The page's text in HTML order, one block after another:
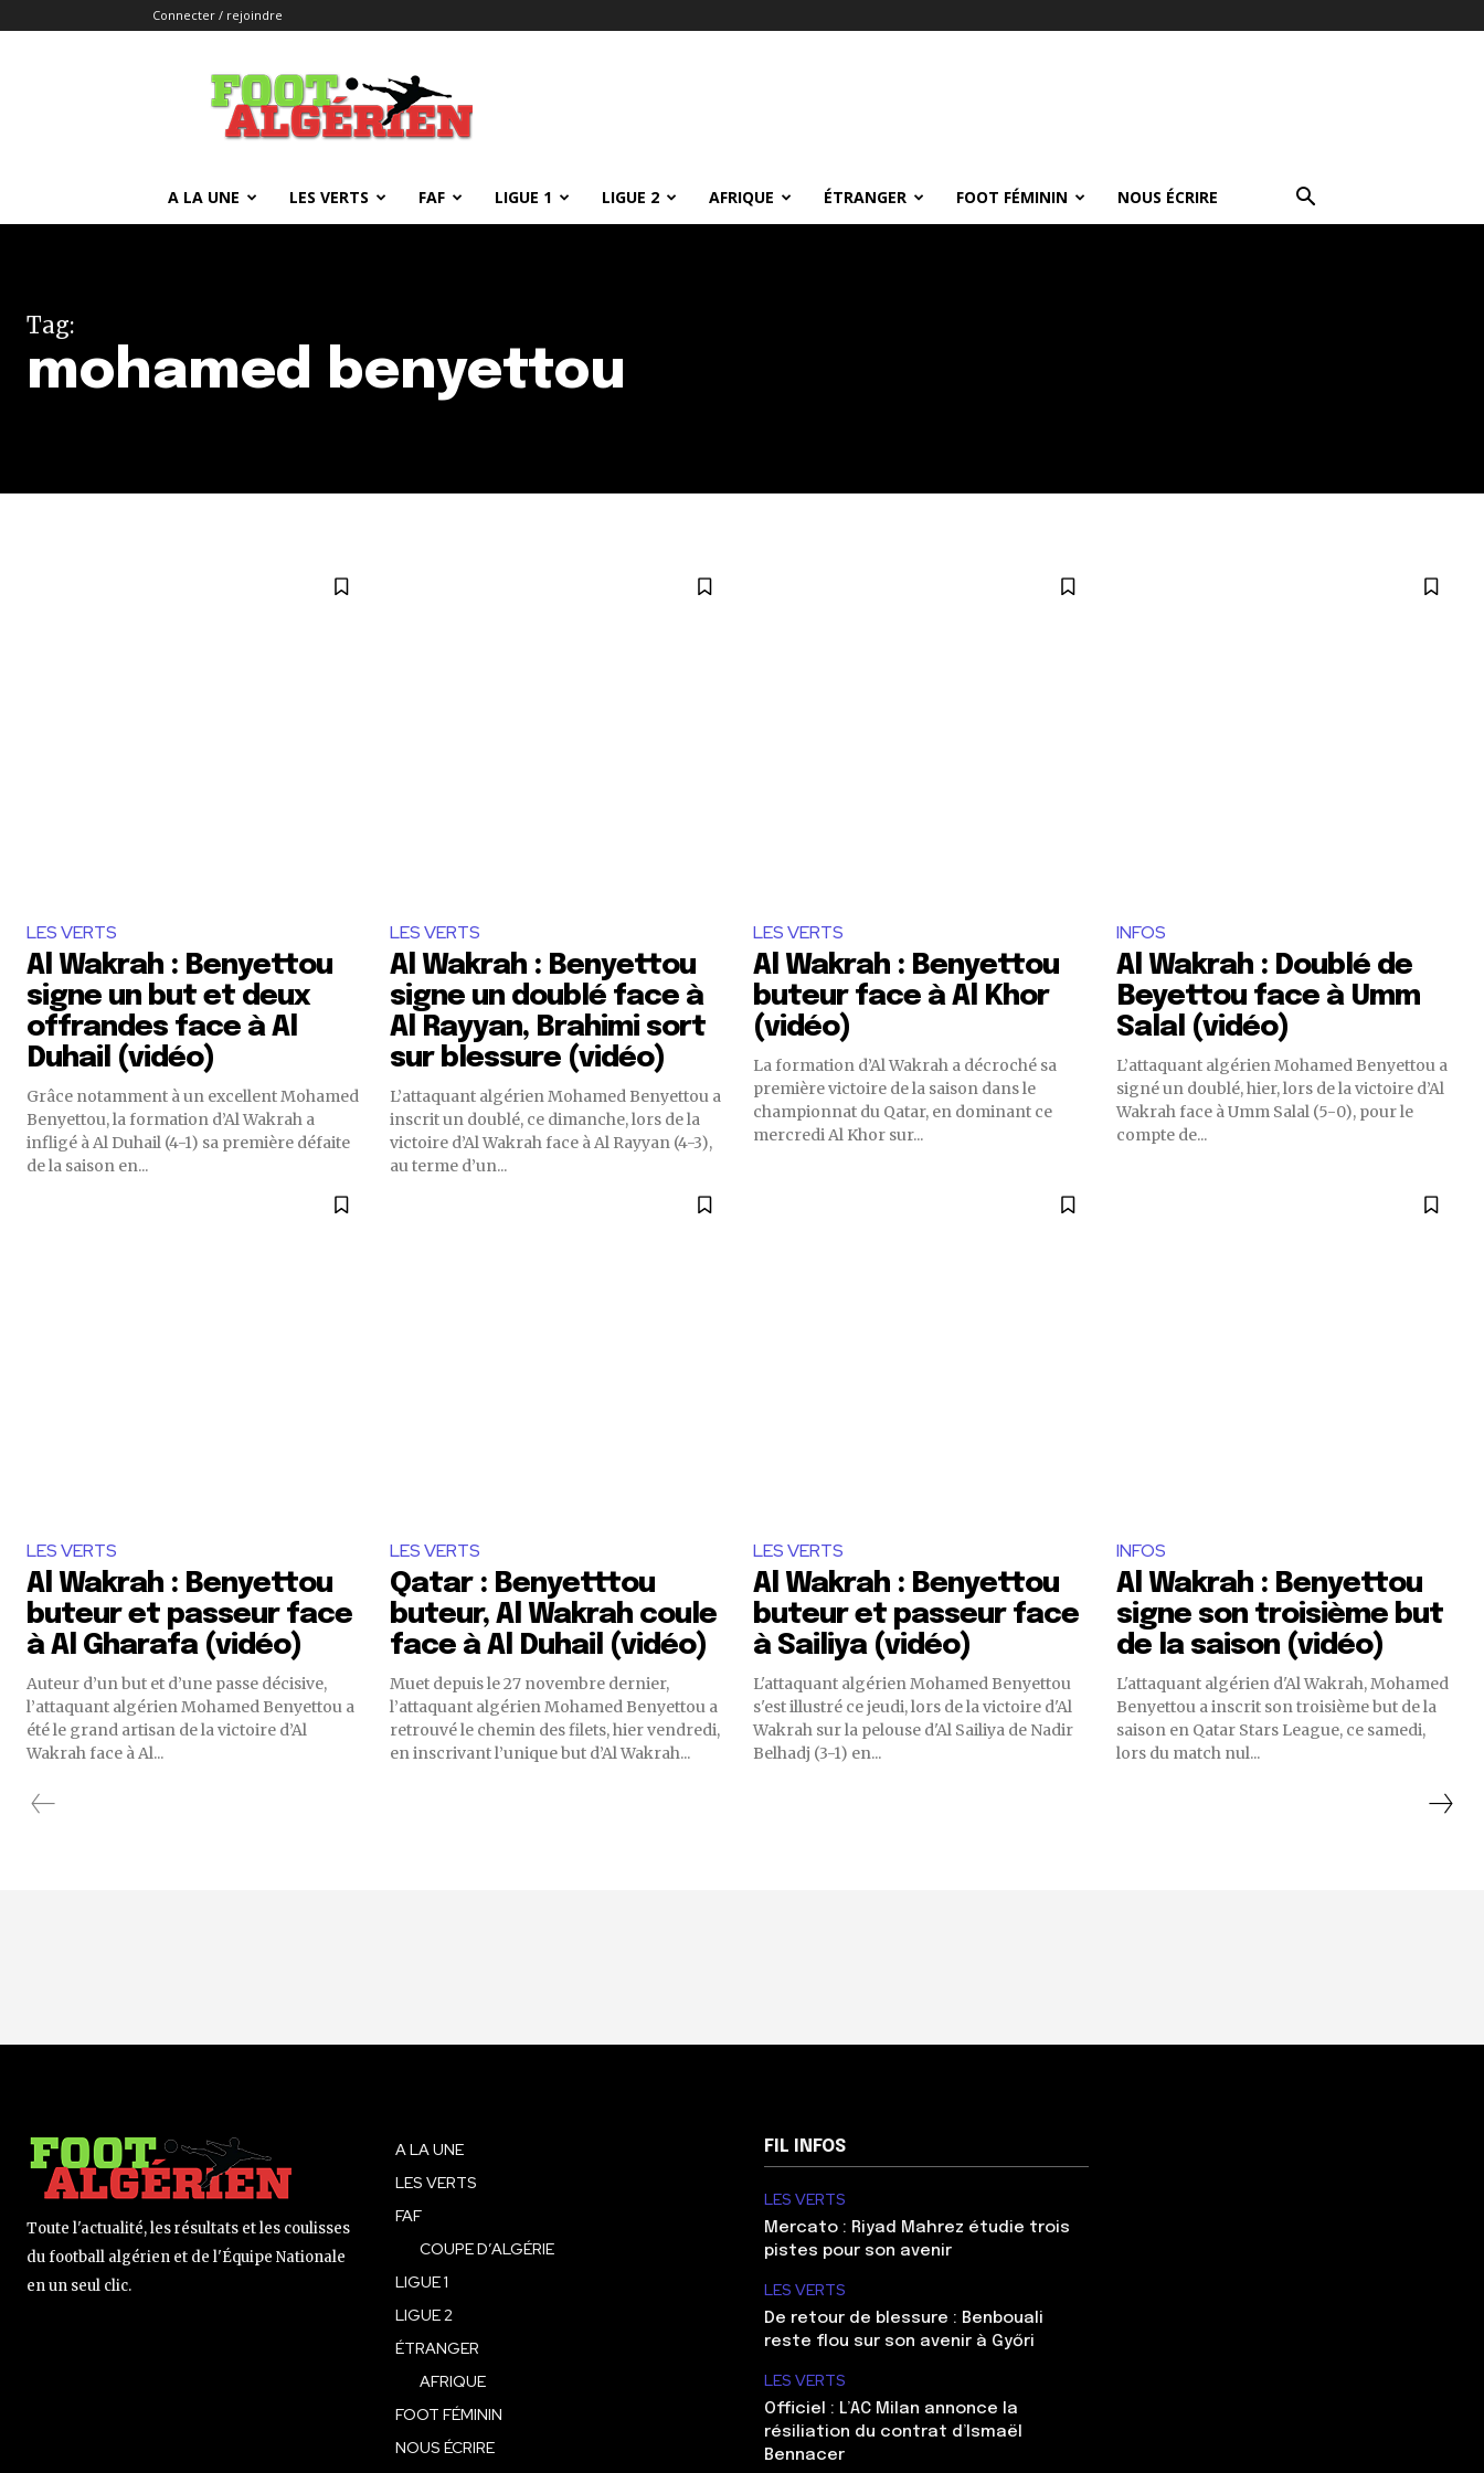
Connecter / rejoindre
FOOTALGERIEN
A LA UNE LES VERTS FAF LIGUE 1 LIGUE 2 AFRIQUE ÉTRANGER FOOT FÉMININ NOUS ÉCRIRE
Tag:
mohamed benyettou
LES VERTS
Al Wakrah : Benyettou
signe un but et deux
offrandes face à Al
Duhail (vidéo)
Grâce notamment à un excellent Mohamed
Benyettou, la formation d’Al Wakrah a
infligé à Al Duhail (4-1) sa première défaite
de la saison en...
LES VERTS
Al Wakrah : Benyettou
signe un doublé face à
Al Rayyan, Brahimi sort
sur blessure (vidéo)
L’attaquant algérien Mohamed Benyettou a
inscrit un doublé, ce dimanche, lors de la
victoire d’Al Wakrah face à Al Rayyan (4-3),
au terme d’un...
LES VERTS
Al Wakrah : Benyettou
buteur face à Al Khor
(vidéo)
La formation d’Al Wakrah a décroché sa
première victoire de la saison dans le
championnat du Qatar, en dominant ce
mercredi Al Khor sur...
INFOS
Al Wakrah : Doublé de
Beyettou face à Umm
Salal (vidéo)
L’attaquant algérien Mohamed Benyettou a
signé un doublé, hier, lors de la victoire d’Al
Wakrah face à Umm Salal (5-0), pour le
compte de...
LES VERTS
Al Wakrah : Benyettou
buteur et passeur face
à Al Gharafa (vidéo)
Auteur d’un but et d’une passe décisive,
l’attaquant algérien Mohamed Benyettou a
été le grand artisan de la victoire d’Al
Wakrah face à Al...
LES VERTS
Qatar : Benyetttou
buteur, Al Wakrah coule
face à Al Duhail (vidéo)
Muet depuis le 27 novembre dernier,
l’attaquant algérien Mohamed Benyettou a
retrouvé le chemin des filets, hier vendredi,
en inscrivant l’unique but d’Al Wakrah...
LES VERTS
Al Wakrah : Benyettou
buteur et passeur face
à Sailiya (vidéo)
L'attaquant algérien Mohamed Benyettou
s'est illustré ce jeudi, lors de la victoire d'Al
Wakrah sur la pelouse d'Al Sailiya de Nadir
Belhadj (3-1) en...
INFOS
Al Wakrah : Benyettou
signe son troisième but
de la saison (vidéo)
L'attaquant algérien d'Al Wakrah, Mohamed
Benyettou a inscrit son troisième but de la
saison en Qatar Stars League, ce samedi,
lors du match nul...
Toute l'actualité, les résultats et les coulisses
du football algérien et de l'Équipe Nationale
en un seul clic.
A LA UNE
LES VERTS
FAF
COUPE D’ALGÉRIE
LIGUE 1
LIGUE 2
ÉTRANGER
AFRIQUE
FOOT FÉMININ
NOUS ÉCRIRE
FIL INFOS
LES VERTS
Mercato : Riyad Mahrez étudie trois
pistes pour son avenir
LES VERTS
De retour de blessure : Benbouali
reste flou sur son avenir à Győri
LES VERTS
Officiel : L’AC Milan annonce la
résiliation du contrat d’Ismaël
Bennacer